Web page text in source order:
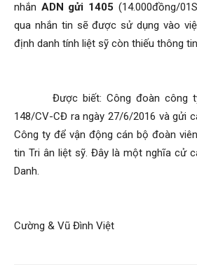
nhắn ADN gửi 1405 (14.000đồng/
qua nhắn tin sẽ được sử dụng vào
định danh tính liệt sỹ còn thiếu thông
Được biết: Công đoàn công ty
148/CV-CĐ ra ngày 27/6/2016 và gửi
Công ty để vận động cán bộ đoàn
tin Tri ân liệt sỹ. Đây là một nghĩa cử
Danh.
Tin:
Cường & Vũ Đình Việt